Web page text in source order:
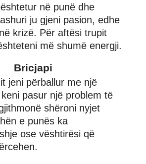
në punë dhe
ju gjeni pasion, edhe
krizë. Për aftësi trupit
më shumë energji.
Bricjapi
jeni përballur me një
pasur një problem të
shëroni nyjet
e punës ka
ose vështirësi që